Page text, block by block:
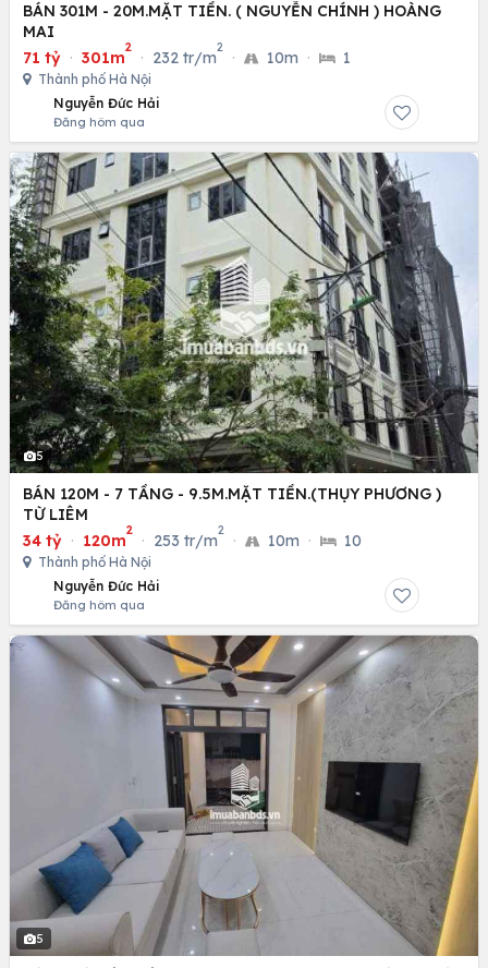
BÁN 301M - 20M.MẶT TIỀN. ( NGUYỄN CHÍNH ) HOÀNG
MAI
71 tỷ · 301m
2
· 232 tr/m
2
· 10m · 1
Thành phố Hà Nội
Nguyễn Đức Hải
Đăng hôm qua
5
BÁN 120M - 7 TẦNG - 9.5M.MẶT TIỀN.(THỤY PHƯƠNG )
TỪ LIÊM
34 tỷ · 120m
2
· 253 tr/m
2
· 10m · 10
Thành phố Hà Nội
Nguyễn Đức Hải
Đăng hôm qua
5